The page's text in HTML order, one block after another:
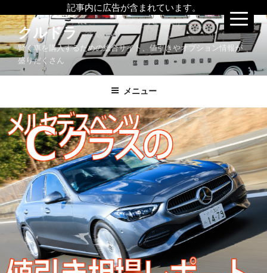
記事内に広告が含まれています。
コ
ン
テ
ツ
ス
キ
ッ
プ
クルドラ
賢く車を購入するための総合サイト、値引きやオプション情報が
盛りだくさん
メニュー